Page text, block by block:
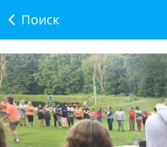
Поиск